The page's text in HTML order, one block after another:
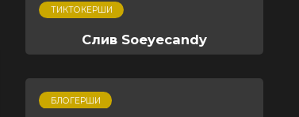
ТИКТОКЕРШИ
Слив Soeyecandy
БЛОГЕРШИ